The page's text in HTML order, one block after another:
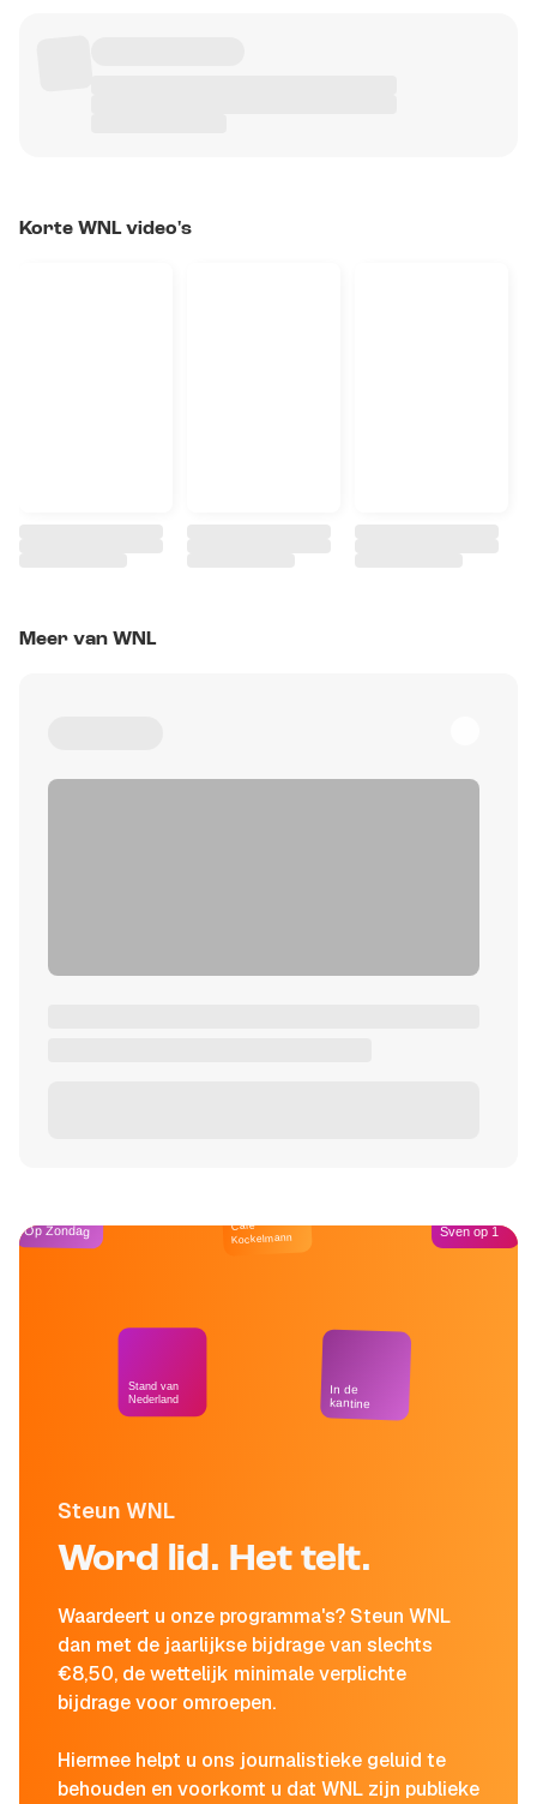
Korte WNL video's
Meer van WNL
Steun WNL
Word lid. Het telt.
Waardeert u onze programma's? Steun WNL
dan met de jaarlijkse bijdrage van slechts
€8,50, de wettelijk minimale verplichte
bijdrage voor omroepen.
Hiermee helpt u ons journalistieke geluid te
behouden en voorkomt u dat WNL zijn publieke
Op Zondag
Stand van
Nederland
Café
Kockelmann
In de
kantine
Sven op 1